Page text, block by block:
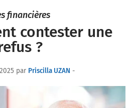
financières
contester une
?
par Priscilla UZAN -